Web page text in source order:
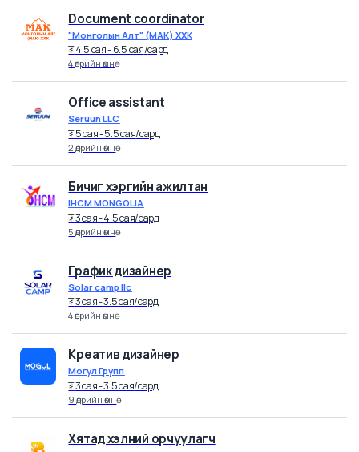
Холбоотой ажлын саналууд
"Монголын Алт" (МАК) ХХК
₮4.5 cая - 6.5 cая
4 өдрийн өмнө
Office assistant
Seruun LLC
₮5 cая - 5.5 cая/
2 өдрийн өмнө
Бичиг хэргийн ажилтан
IHCM MONGOLIA
₮3 cая - 4.5 cая/сард
5 өдрийн өмнө
График дизайнер
Solar camp llc
₮3 cая - 3.5 cая/сард
4 өдрийн өмнө
Креатив дизайнер